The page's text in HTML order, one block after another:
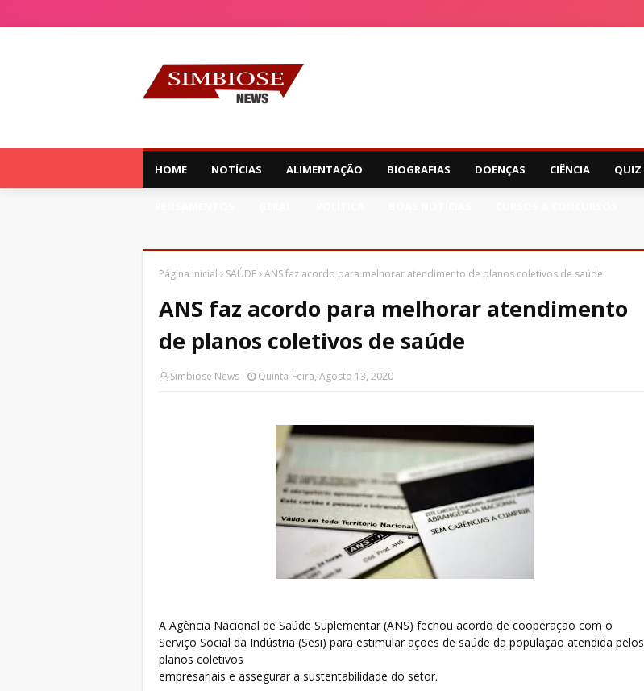
HOME NOTÍCIAS ALIMENTAÇÃO BIOGRAFIAS DOENÇAS CIÊNCIA QUIZ
Página inicial SAÚDE ANS faz acordo para melhorar atendimento de planos coletivos de saúde
ANS faz acordo para melhorar atendimento
de planos coletivos de saúde
Simbiose News Quinta-Feira, Agosto 13, 2020
A Agência Nacional de Saúde Suplementar (ANS) fechou acordo de cooperação com o
Serviço Social da Indústria (Sesi) para estimular ações de saúde da população atendida pelos
planos coletivos
empresariais e assegurar a sustentabilidade do setor.